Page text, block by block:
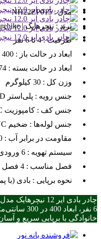
مدل :NH22ZP015
برند :نیچرهایک | Naturehike
ظرفیت :4 تا 6 نفر
ابعاد در حالت باز : 400 در 300 در 200 سانتی‌متر
ابعاد در حالت بسته : 74 در 44 در 44
وزن کل : 30 کیلوگرم
جنس رویه : پلی‌استر 600D با پوشش PU
جنس کف : کامپوزیت PVC
جنس لوله‌ها : PVC ضخیم
مقاومت در برابر آب :
سیستم تهویه : 6 ورودی و پنجره مجزا
فصل مناسب : 4 فصل
نحوه برپایی : بادی (با
خانوادگی با برپایی سریع و